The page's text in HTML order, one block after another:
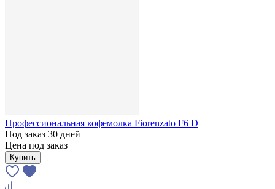
Профессиональная кофемолка Fiorenzato F6 D
Под заказ 30 дней
Цена под заказ
Купить